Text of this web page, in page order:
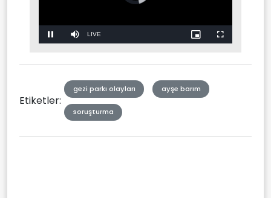
Pause Mute Stream
LIVE
Picture-
in-
Fullscreen
Etiketler:
gezi parkı olayları ayşe barım
soruşturma